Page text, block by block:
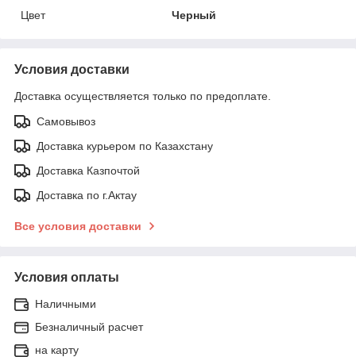
Цвет
Черный
Условия доставки
Доставка осуществляется только по предоплате.
Самовывоз
Доставка курьером по Казахстану
Доставка Казпочтой
Доставка по г.Актау
Все условия доставки
Условия оплаты
Наличными
Безналичный расчет
на карту